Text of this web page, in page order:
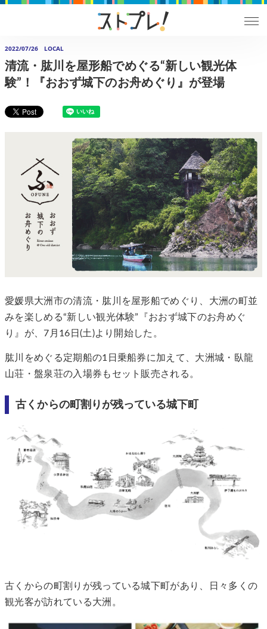
2022/07/26 LOCAL
清流・肱川を屋形船でめぐる“新しい観光体
験”！『おおず城下のお舟めぐり』が登場
愛媛県大洲市の清流・肱川を屋形船でめぐり、大洲の町並
みを楽しめる“新しい観光体験”『おおず城下のお舟めぐ
り』が、7月16日(土)より開始した。
肱川をめぐる定期船の1日乗船券に加えて、大洲城・臥龍
山荘・盤泉荘の入場券もセット販売される。
古くからの町割りが残っている城下町
古くからの町割りが残っている城下町があり、日々多くの
観光客が訪れている大洲。